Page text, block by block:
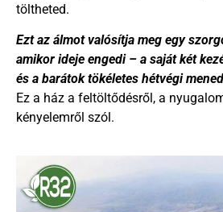
töltheted.
Ezt az álmot valósítja meg egy
amikor ideje engedi – a saját két
és a barátok tökéletes hétvégi
Ez a ház a feltöltődésről, a
kényelemről szól.